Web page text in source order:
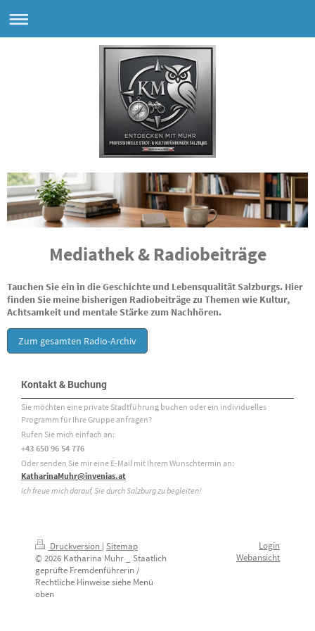
Mediathek & Radiobeiträge
Tauchen Sie ein in die Geschichte und Lebensqualität Salzburgs. Hier
finden Sie meine bisherigen Radiobeiträge zu Themen wie Kultur,
Achtsamkeit und mentale Stärke zum Nachhören.
Zum gesamten Radio-Archiv
Kontakt & Buchung
Sie möchten eine private Stadtführung buchen oder ein individuelles
Programm für Ihre Gruppe anfragen?
Rufen Sie mich einfach an:
+43 650 96 54 776
Oder senden Sie mir eine E-Mail mit Ihrem Wunschtermin an:
KatharinaMuhr@invenias.at
Ich freue mich darauf, Sie durch Salzburg zu begleiten!
Druckversion
Sitemap
© 2026 Katharina Muhr _ Staatlich
geprüfte Fremdenführerin /
Rechtliche Hinweise siehe Menü
oben
Login
Webansicht